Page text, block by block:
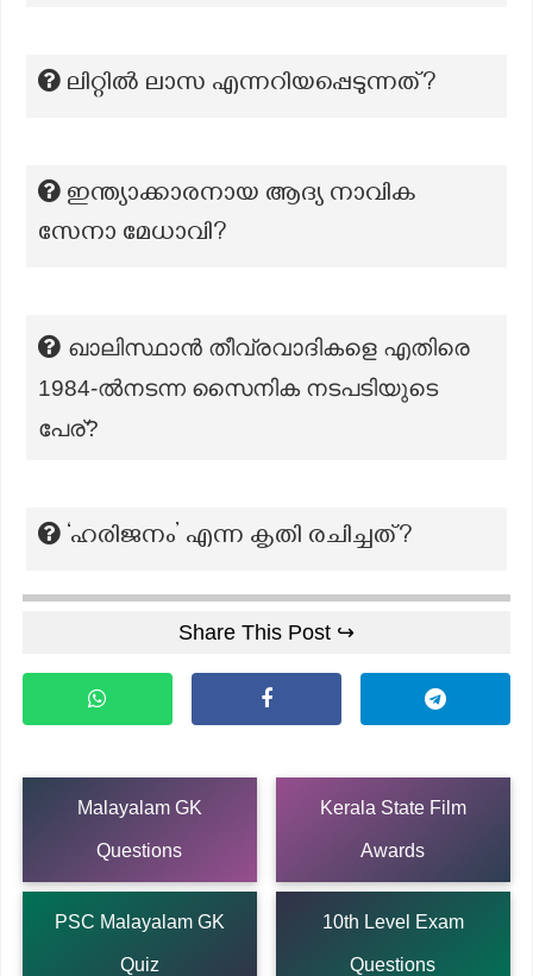
ലിറ്റിൽ ലാസ എന്നറിയപ്പെടുന്നത്?
ഇന്ത്യാക്കാരനായ ആദ്യ നാവിക
സേനാ മേധാവി?
ഖാലിസ്ഥാൻ തീവ്രവാദികളെ എതിരെ
1984-ൽനടന്ന സൈനിക നടപടിയുടെ
പേര്?
‘ഹരിജനം’ എന്ന കൃതി രചിച്ചത്?
Share This Post ↪
Malayalam GK
Questions
Kerala State Film
Awards
PSC Malayalam GK
Quiz
10th Level Exam
Questions